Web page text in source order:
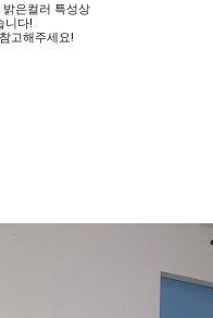
은컬러 특성상
니다!
고해주세요!